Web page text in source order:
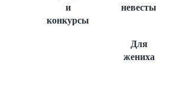
и
конкурсы
невесты
Для
жениха